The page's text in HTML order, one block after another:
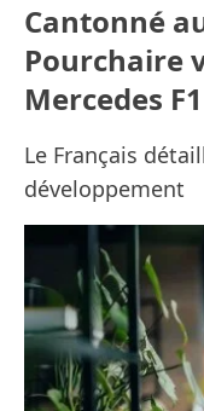
Cantonné
Pourchaire
Mercedes F1
Le Français
développement